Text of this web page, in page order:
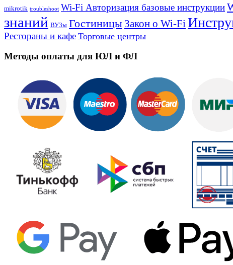
mikrotik troubleshoot Wi-Fi Авторизация базовые инструкции
знаний ВУЗы Гостиницы Закон о Wi-Fi
Рестораны и кафе Торговые центры
Методы оплаты для ЮЛ и ФЛ